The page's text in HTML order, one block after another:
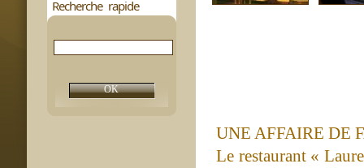
Recherche rapide
UNE AFFAIRE DE
Le restaurant «